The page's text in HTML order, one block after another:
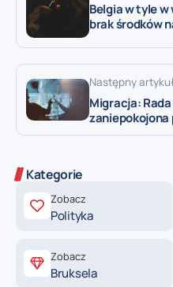
Belgia w tyle
brak środków
Następny
Migracja:
zaniepokojona
Kategorie
Zobacz
Polityka
Zobacz
Bruksela